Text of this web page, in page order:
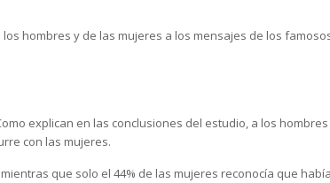
hombres y de las mujeres a los mensajes de los
explican en las conclusiones del estudio, a los hombres
con las mujeres.
que solo el 44% de las mujeres reconocía que